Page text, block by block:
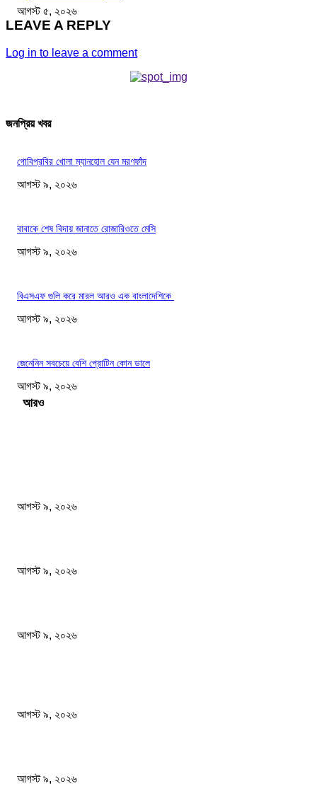
আগস্ট ৫, ২০২৬
LEAVE A REPLY
Log in to leave a comment
জনপ্রিয় খবর
গোবিপ্রবির খোলা ম্যানহোল যেন মরণফাঁদ
আগস্ট ৯, ২০২৬
বাবাকে শেষ বিদায় জানাতে রোজারিওতে মেসি
আগস্ট ৯, ২০২৬
বিএসএফ গুলি করে মারল আরও এক বাংলাদেশিকে
আগস্ট ৯, ২০২৬
জেনেনিন সবচেয়ে বেশি প্রোটিন কোন ডালে
আগস্ট ৯, ২০২৬
Load more
আগস্ট ৯, ২০২৬
আগস্ট ৯, ২০২৬
আগস্ট ৯, ২০২৬
আগস্ট ৯, ২০২৬
আগস্ট ৯, ২০২৬